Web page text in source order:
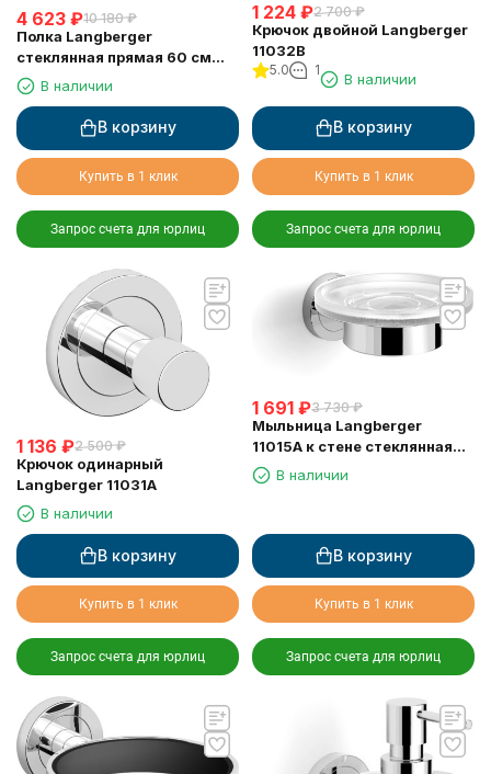
4 623 ₽10 180 ₽
Полка Langberger
стеклянная прямая 60 см
11051FВ наличии
В корзину
Купить в 1 клик
Запрос счета для юрлиц
1 224 ₽2 700 ₽
Крючок двойной Langberger
11032B
5.0 1
В наличии
В корзину
Купить в 1 клик
Запрос счета для юрлиц
1 136 ₽2 500 ₽
Крючок одинарный
Langberger 11031A
В наличии
В корзину
Купить в 1 клик
Запрос счета для юрлиц
1 691 ₽3 730 ₽
Мыльница Langberger
11015A к стене стеклянная
круглаяВ наличии
В корзину
Купить в 1 клик
Запрос счета для юрлиц